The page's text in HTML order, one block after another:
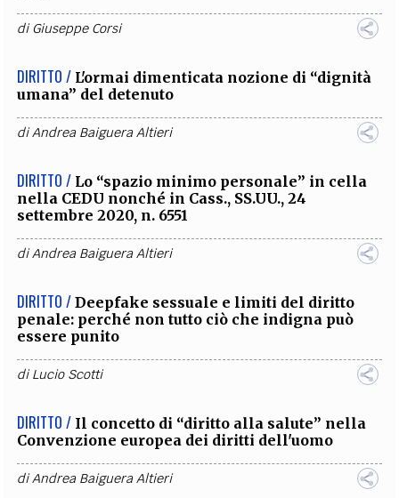
diGiuseppe Corsi
DIRITTO / L'ormai dimenticata nozione di “dignità
umana” del detenuto
diAndrea Baiguera Altieri
DIRITTO / Lo “spazio minimo personale” in cella
nella CEDU nonché in Cass., SS.UU., 24
settembre 2020, n. 6551
diAndrea Baiguera Altieri
DIRITTO / Deepfake sessuale e limiti del diritto
penale: perché non tutto ciò che indigna può
essere punito
diLucio Scotti
DIRITTO / Il concetto di “diritto alla salute” nella
Convenzione europea dei diritti dell'uomo
diAndrea Baiguera Altieri